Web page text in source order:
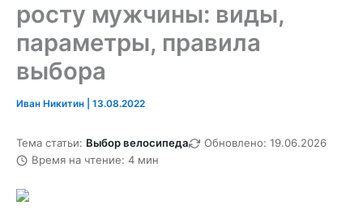
росту мужчины: виды,
параметры, правила
выбора
Иван Никитин 13.08.2022
Тема статьи: Выбор велосипеда
Обновлено: 19.06.2026
Время на чтение: 4 мин